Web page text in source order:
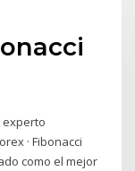
experto
· Fibonacci
como el mejor